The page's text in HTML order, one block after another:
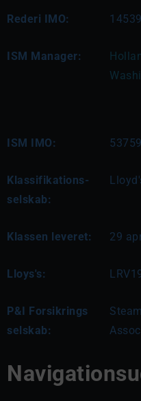
Rederi IMO:
ISM Manager:
ISM IMO:
Klassifikations-
selskab:
Klassen leveret: 29
Lloys's:
P&I Forsikrings
selskab: